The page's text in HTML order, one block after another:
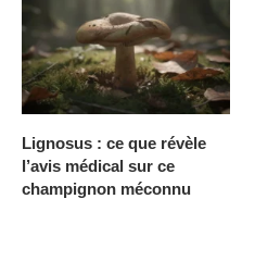
Lignosus : ce que révèle
l’avis médical sur ce
champignon méconnu